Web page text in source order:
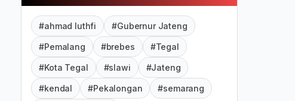
#ahmad luthfi #Gubernur Jateng
#Pemalang #brebes #Tegal
#Kota Tegal #slawi #Jateng
#kendal #Pekalongan #semarang